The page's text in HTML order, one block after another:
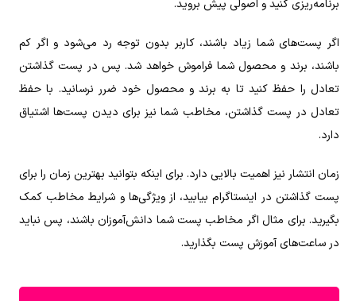
برنامه‌ریزی کنید و اصولی پیش بروید.
اگر پست‌های شما زیاد باشند، کاربر بدون توجه رد می‌شود و اگر کم
باشند، برند و محصول شما فراموش خواهد شد. پس در پست گذاشتن
تعادل را حفظ کنید تا به برند و محصول خود ضرر نرسانید. با حفظ
تعادل در پست گذاشتن، مخاطب شما نیز برای دیدن پست‌ها اشتیاق
دارد.
زمان انتشار نیز اهمیت بالایی دارد. برای اینکه بتوانید بهترین زمان را برای
پست گذاشتن در اینستاگرام بیابید، از ویژگی‌ها و شرایط مخاطب کمک
بگیرید. برای مثال اگر مخاطب پست شما دانش‌آموزان باشند، پس نباید
در ساعت‌های آموزش پست بگذارید.